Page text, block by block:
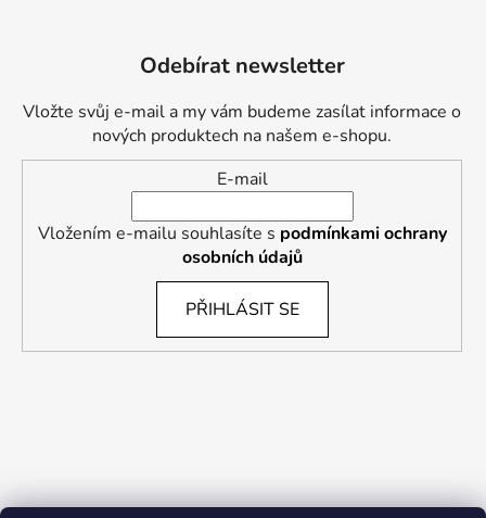
Odebírat newsletter
Vložte svůj e-mail a my vám budeme zasílat informace o
nových produktech na našem e-shopu.
E-mail
Vložením e-mailu souhlasíte s podmínkami ochrany
osobních údajů
PŘIHLÁSIT SE